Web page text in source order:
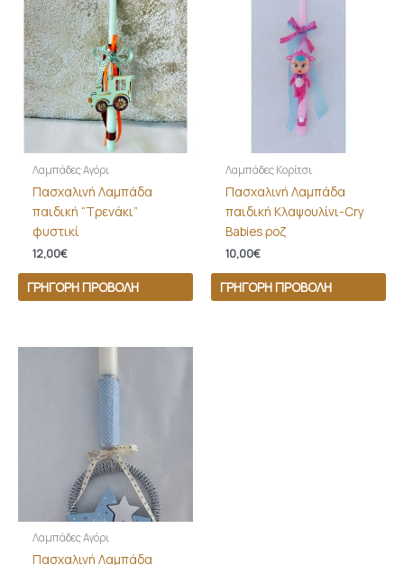
Λαμπάδες Αγόρι
Πασχαλινή Λαμπάδα
παιδική “Τρενάκι”
φυστικί
12,00€
ΓΡΉΓΟΡΗ ΠΡΟΒΟΛΉ
Λαμπάδες Κορίτσι
Πασχαλινή Λαμπάδα
παιδική Κλαψουλίνι-Cry
Babies ροζ
10,00€
ΓΡΉΓΟΡΗ ΠΡΟΒΟΛΉ
Λαμπάδες Αγόρι
Πασχαλινή Λαμπάδα